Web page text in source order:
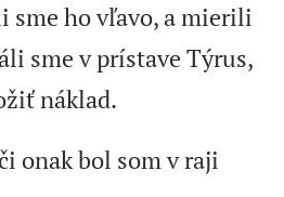
sme ho vľavo, a mierili
sme v prístave Týrus,
náklad.
onak bol som v raji